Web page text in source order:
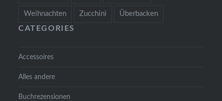
Weihnachten Zucchini Überbacken
CATEGORIES
Accessoires
Alles andere
Buchrezensionen